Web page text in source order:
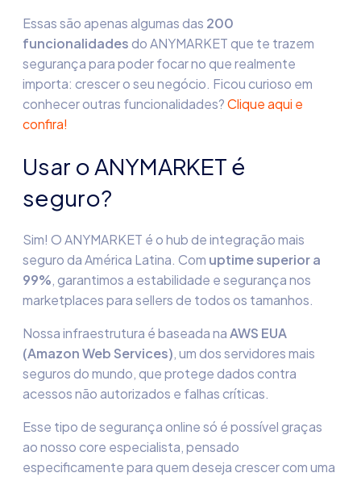
Essas são apenas algumas das 200
funcionalidadesdo ANYMARKET que te trazem
segurança para poder focar no que realmente
importa: crescer o seu negócio. Ficou curioso em
conhecer outras funcionalidades?Clique aqui e
confira!
Usar o ANYMARKET é
seguro?
Sim! O ANYMARKET é ohub de integraçãomais
seguro da América Latina. Com uptime superior a
99%, garantimos a estabilidade esegurança nos
marketplacespara sellers de todos os tamanhos.
Nossa infraestrutura é baseada naAWS EUA
(Amazon Web Services), um dos servidores mais
seguros do mundo, que protege dados contra
acessos não autorizados e falhas críticas.
Esse tipo desegurança onlinesó é possível graças
ao nosso core especialista, pensado
especificamente para quem deseja crescer com uma